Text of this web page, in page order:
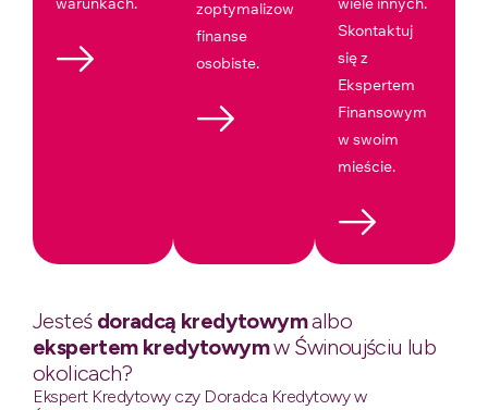
zoptymalizować
finanse
osobiste.
Skontaktuj
się z
Ekspertem
Finansowym
w swoim
mieście.
Jesteśdoradcą kredytowymalbo
ekspertem kredytowymw Świnoujściu lub
okolicach?
Ekspert Kredytowy czy Doradca Kredytowy w